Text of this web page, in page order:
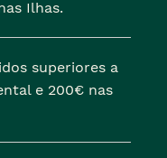
Ilhas.
superiores a
e 200€ nas